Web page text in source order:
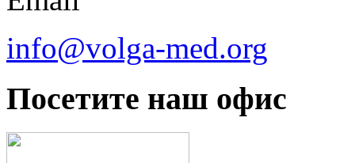
info@volga-med.org
Посетите наш офис